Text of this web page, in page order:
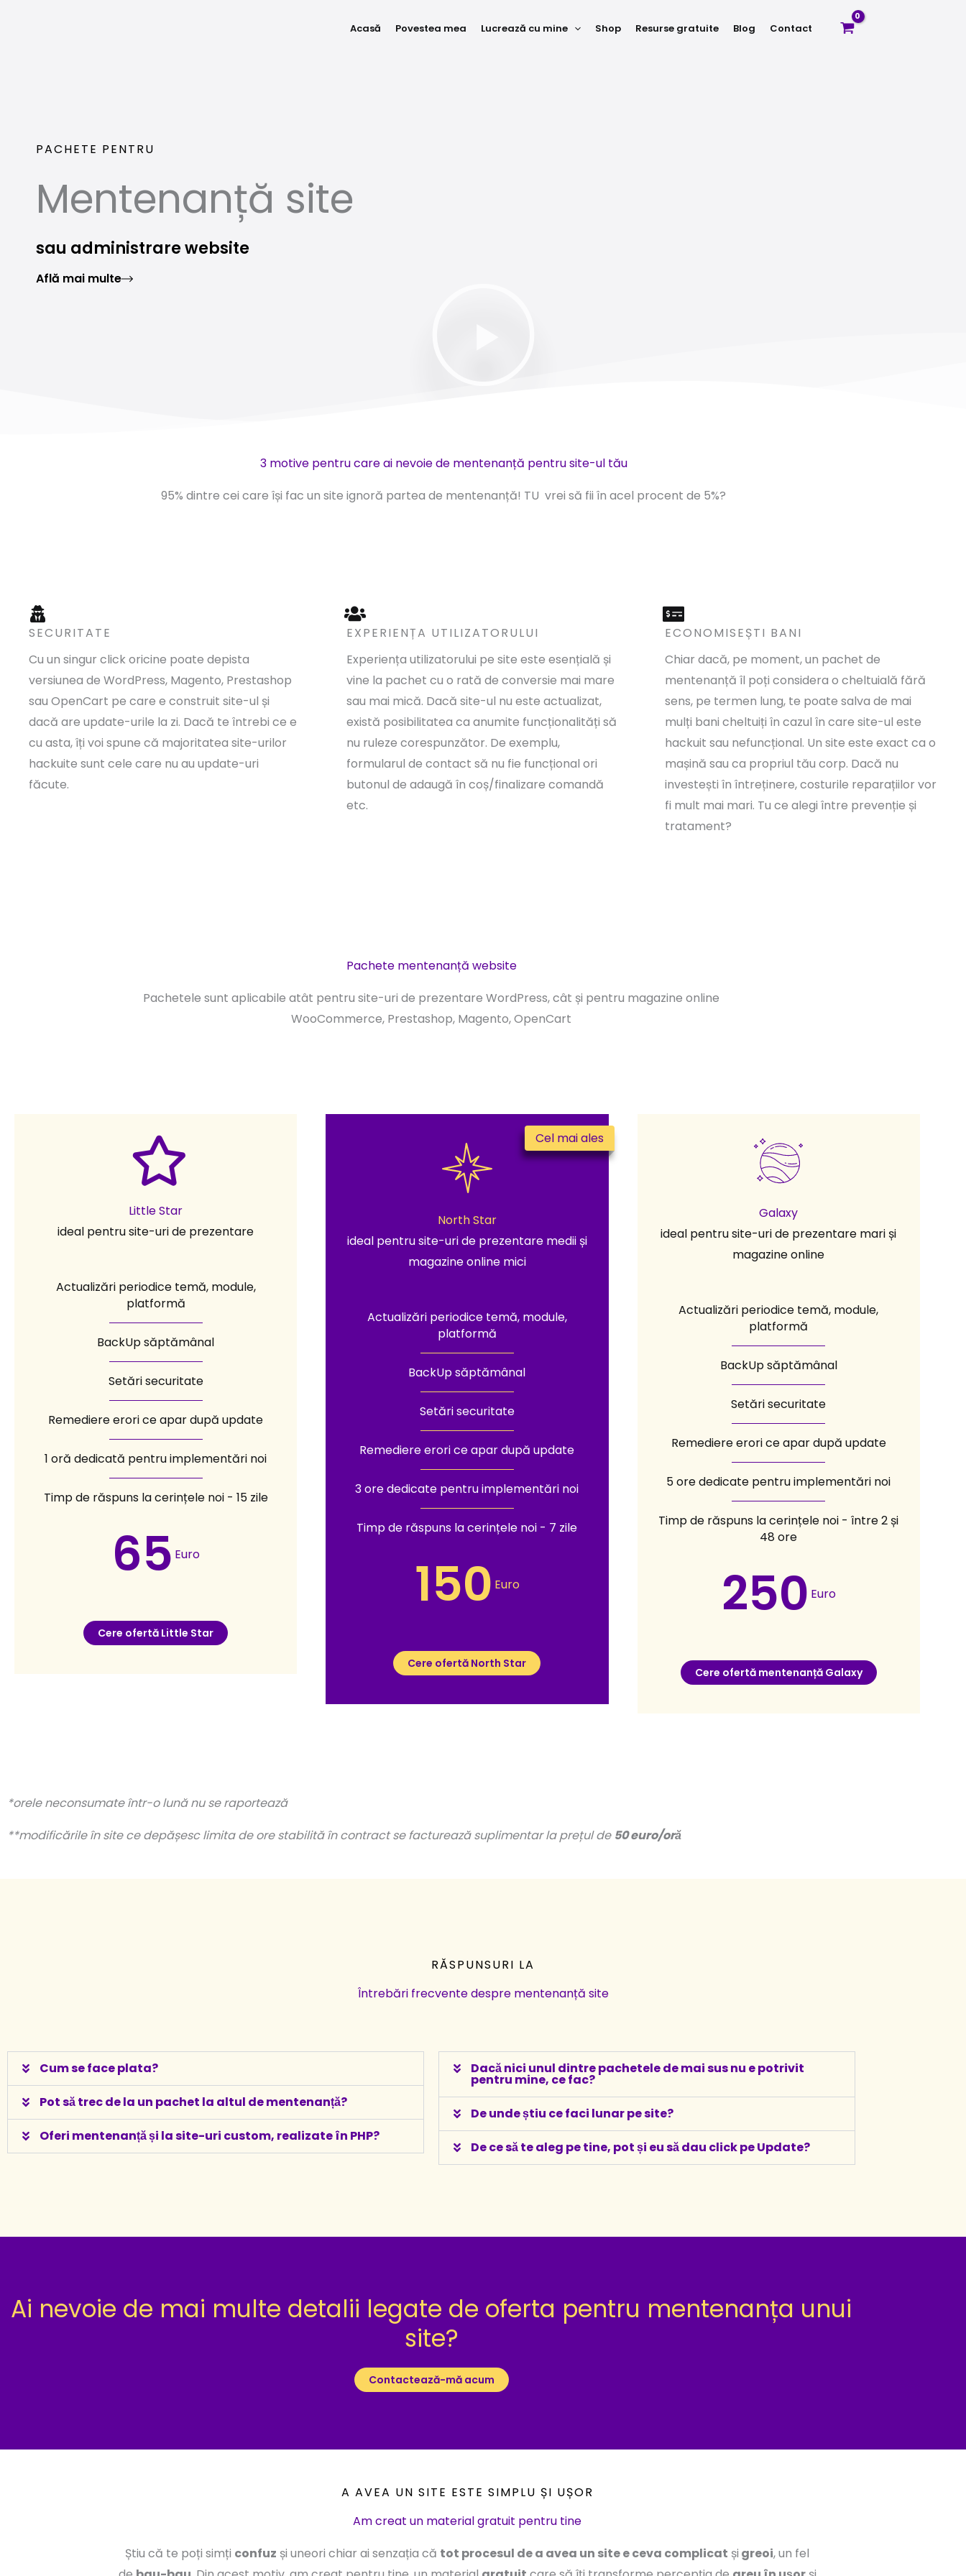
Acasă Povestea mea Lucrează cu mine Shop Resurse gratuite Blog Contact
PACHETE PENTRU
Mentenanță site
sau administrare website
Află mai multe
3 motive pentru care ai nevoie de mentenanță pentru site-ul tău
95% dintre cei care își fac un site ignoră partea de mentenanță! TU vrei să fii în acel procent de 5%?
SECURITATE
Cu un singur click oricine poate depista
versiunea de WordPress, Magento, Prestashop
sau OpenCart pe care e construit site-ul și
dacă are update-urile la zi. Dacă te întrebi ce e
cu asta, îți voi spune că majoritatea site-urilor
hackuite sunt cele care nu au update-uri
făcute.
EXPERIENȚA UTILIZATORULUI
Experiența utilizatorului pe site este esențială și
vine la pachet cu o rată de conversie mai mare
sau mai mică. Dacă site-ul nu este actualizat,
există posibilitatea ca anumite funcționalități să
nu ruleze corespunzător. De exemplu,
formularul de contact să nu fie funcțional ori
butonul de adaugă în coș/finalizare comandă
etc.
ECONOMISEȘTI BANI
Chiar dacă, pe moment, un pachet de
mentenanță îl poți considera o cheltuială fără
sens, pe termen lung, te poate salva de mai
mulți bani cheltuiți în cazul în care site-ul este
hackuit sau nefuncțional. Un site este exact ca o
mașină sau ca propriul tău corp. Dacă nu
investești în întreținere, costurile reparațiilor vor
fi mult mai mari. Tu ce alegi între prevenție și
tratament?
Pachete mentenanță website
Pachetele sunt aplicabile atât pentru site-uri de prezentare WordPress, cât și pentru magazine online
WooCommerce, Prestashop, Magento, OpenCart
Little Star
ideal pentru site-uri de prezentare
Actualizări periodice temă, module,
platformă
BackUp săptămânal
Setări securitate
Remediere erori ce apar după update
1 oră dedicată pentru implementări noi
Timp de răspuns la cerințele noi - 15 zile
65 Euro
Cere ofertă Little Star
North Star
ideal pentru site-uri de prezentare medii și
magazine online mici
Actualizări periodice temă, module,
platformă
BackUp săptămânal
Setări securitate
Remediere erori ce apar după update
3 ore dedicate pentru implementări noi
Timp de răspuns la cerințele noi - 7 zile
150 Euro
Cere ofertă North Star
Cel mai ales
Galaxy
ideal pentru site-uri de prezentare mari și
magazine online
Actualizări periodice temă, module,
platformă
BackUp săptămânal
Setări securitate
Remediere erori ce apar după update
5 ore dedicate pentru implementări noi
Timp de răspuns la cerințele noi - între 2 și
48 ore
250 Euro
Cere ofertă mentenanță Galaxy
*orele neconsumate într-o lună nu se raportează
**modificările în site ce depășesc limita de ore stabilită în contract se facturează suplimentar la prețul de 50 euro/oră
RĂSPUNSURI LA
Întrebări frecvente despre mentenanță site
Cum se face plata?
Pot să trec de la un pachet la altul de mentenanță?
Oferi mentenanță și la site-uri custom, realizate în PHP?
Dacă nici unul dintre pachetele de mai sus nu e potrivit
pentru mine, ce fac?
De unde știu ce faci lunar pe site?
De ce să te aleg pe tine, pot și eu să dau click pe Update?
Ai nevoie de mai multe detalii legate de oferta pentru mentenanța unui
site?
Contactează-mă acum
A AVEA UN SITE ESTE SIMPLU ȘI UȘOR
Am creat un material gratuit pentru tine
Știu că te poți simți confuz și uneori chiar ai senzația că tot procesul de a avea un site e ceva complicat și greoi, un fel